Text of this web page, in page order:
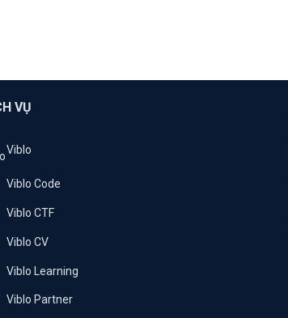
VỤ
Viblo
Viblo Code
Viblo CTF
Viblo CV
Viblo Learning
Viblo Partner